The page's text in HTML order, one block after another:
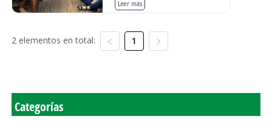
Leer más
2 elementos en total: 1
Categorías